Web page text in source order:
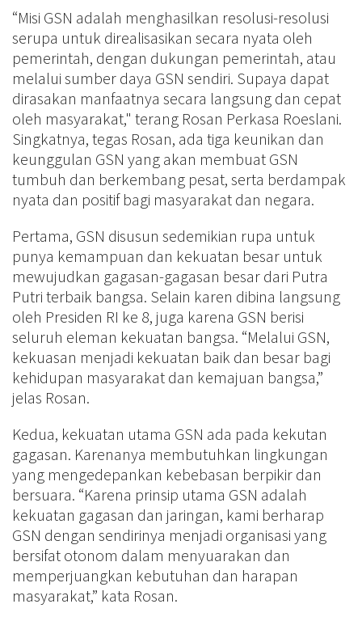
“Misi GSN adalah menghasilkan resolusi-resolusi
serupa untuk direalisasikan secara nyata oleh
pemerintah, dengan dukungan pemerintah, atau
melalui sumber daya GSN sendiri. Supaya dapat
dirasakan manfaatnya secara langsung dan cepat
oleh masyarakat," terang Rosan Perkasa Roeslani.
Singkatnya, tegas Rosan, ada tiga keunikan dan
keunggulan GSN yang akan membuat GSN
tumbuh dan berkembang pesat, serta berdampak
nyata dan positif bagi masyarakat dan negara.
Pertama, GSN disusun sedemikian rupa untuk
punya kemampuan dan kekuatan besar untuk
mewujudkan gagasan-gagasan besar dari Putra
Putri terbaik bangsa. Selain karen dibina langsung
oleh Presiden RI ke 8, juga karena GSN berisi
seluruh eleman kekuatan bangsa. “Melalui GSN,
kekuasan menjadi kekuatan baik dan besar bagi
kehidupan masyarakat dan kemajuan bangsa,”
jelas Rosan.
Kedua, kekuatan utama GSN ada pada kekutan
gagasan. Karenanya membutuhkan lingkungan
yang mengedepankan kebebasan berpikir dan
bersuara. “Karena prinsip utama GSN adalah
kekuatan gagasan dan jaringan, kami berharap
GSN dengan sendirinya menjadi organisasi yang
bersifat otonom dalam menyuarakan dan
memperjuangkan kebutuhan dan harapan
masyarakat,” kata Rosan.